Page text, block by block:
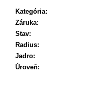
Kategória:
Záruka:
Stav:
Radius:
Jadro:
Úroveň:
WORLDCUP
369